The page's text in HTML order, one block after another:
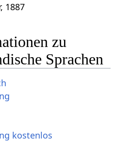
1887
zu
Sprachen
kostenlos